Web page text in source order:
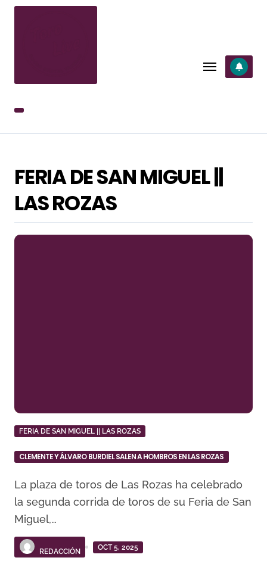
SALTAR
FERIA DE SAN MIGUEL ||
LAS ROZAS
FERIA DE SAN MIGUEL || LAS ROZAS
CLEMENTE Y ÁLVARO BURDIEL SALEN A HOMBROS EN LAS ROZAS
La plaza de toros de Las Rozas ha celebrado
la segunda corrida de toros de su Feria de San
Miguel,…
REDACCIÓN
OCT 5, 2025